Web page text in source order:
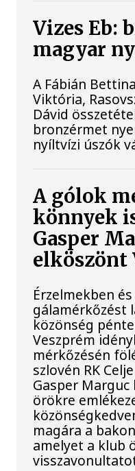
Vizes Eb:
magyar
A Fábián
Viktória,
Dávid
bronzérmet
nyíltvízi úszók
A gólok
könnyek
Gasper
elköszönt
Érzelmekben
gálamérkőzést
közönség
Veszprém
mérkőzésén
szlovén RK
Gasper
örökre
magára a
amelyet a klub